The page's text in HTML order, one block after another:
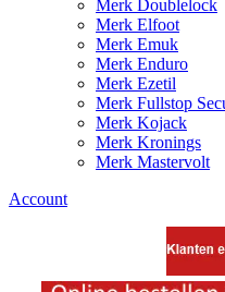
Merk Doublelock
Merk Elfoot
Merk Emuk
Merk Enduro
Merk Ezetil
Merk Fullstop
Merk Kojack
Merk Kronings
Merk Mastervolt
Account